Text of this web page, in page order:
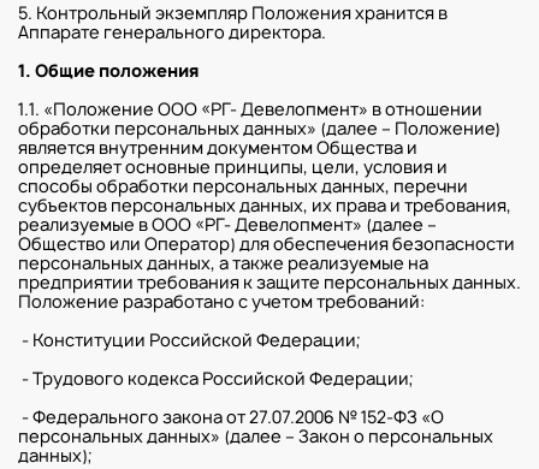
5. Контрольный экземпляр Положения хранится в
Аппарате генерального директора.
1. Общие положения
1.1. «Положение ООО «РГ- Девелопмент» в отношении
обработки персональных данных» (далее – Положение)
является внутренним документом Общества и
определяет основные принципы, цели, условия и
способы обработки персональных данных, перечни
субъектов персональных данных, их права и требования,
реализуемые в ООО «РГ- Девелопмент» (далее –
Общество или Оператор) для обеспечения безопасности
персональных данных, а также реализуемые на
предприятии требования к защите персональных данных.
Положение разработано с учетом требований:
- Конституции Российской Федерации;
- Трудового кодекса Российской Федерации;
- Федерального закона от 27.07.2006 № 152-ФЗ «О
персональных данных» (далее – Закон о персональных
данных);